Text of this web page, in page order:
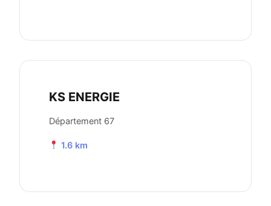
KS ENERGIE
Département 67
1.6 km